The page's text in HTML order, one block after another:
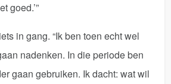
goed.’”
in gang. “Ik ben toen echt wel
nadenken. In die periode ben
gaan gebruiken. Ik dacht: wat wil